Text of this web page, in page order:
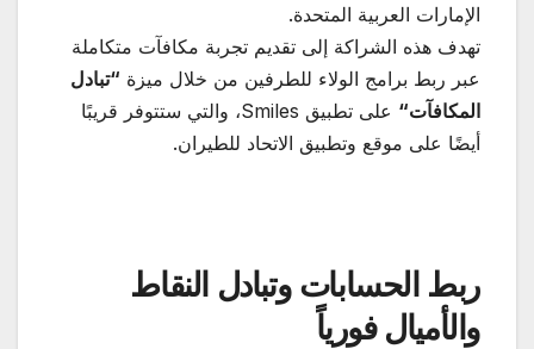
الإمارات العربية المتحدة.
تهدف هذه الشراكة إلى تقديم تجربة مكافآت متكاملة
عبر ربط برامج الولاء للطرفين من خلال ميزة “تبادل
المكافآت“
على تطبيق Smiles، والتي ستتوفر قريبًا
أيضًا على موقع وتطبيق الاتحاد للطيران.
ربط الحسابات وتبادل النقاط
والأميال فورياً